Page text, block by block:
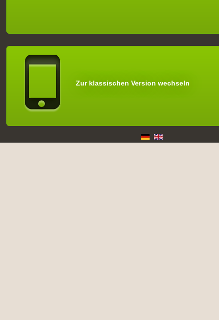
Zur klassischen Version wechseln